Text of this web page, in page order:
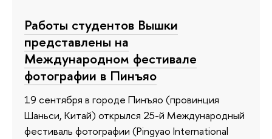
Работы студентов Вышки
представлены на
Международном фестивале
фотографии в Пинъяо
19 сентября в городе Пинъяо (провинция
Шаньси, Китай) открылся 25-й Международный
фестиваль фотографии (Pingyao International